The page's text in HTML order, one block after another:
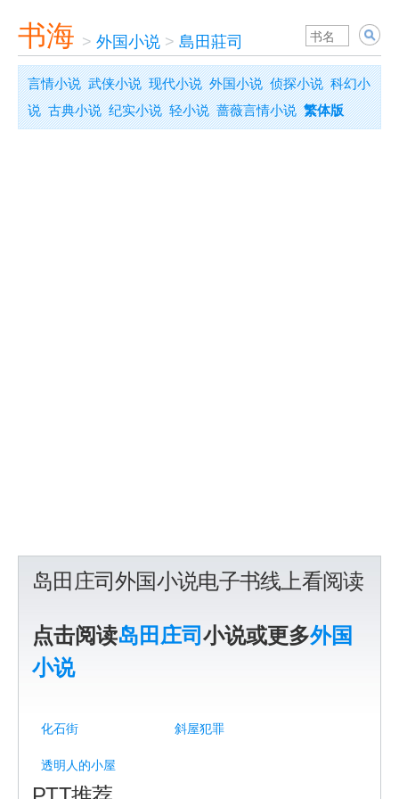
书海 > 外国小说 > 島田莊司
言情小说 武侠小说 现代小说 外国小说 侦探小说 科幻小
说 古典小说 纪实小说 轻小说 蔷薇言情小说 繁体版
岛田庄司外国小说电子书线上看阅读
点击阅读岛田庄司小说或更多外国
小说
化石街 斜屋犯罪
透明人的小屋